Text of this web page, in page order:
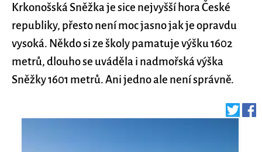
Krkonošská Sněžka je sice nejvyšší hora České
republiky, přesto není moc jasno jak je opravdu
vysoká. Někdo si ze školy pamatuje výšku 1602
metrů, dlouho se uváděla i nadmořská výška
Sněžky 1601 metrů. Ani jedno ale není správně.